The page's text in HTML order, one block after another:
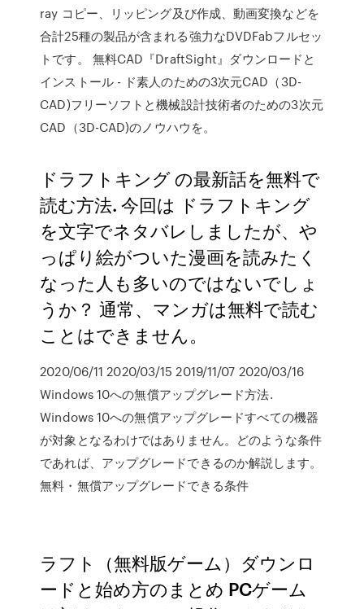
ray コピー、リッピング及び作成、動画変換などを
合計25種の製品が含まれる強力なDVDFabフルセッ
トです。 無料CAD『DraftSight』ダウンロードと
インストール - ド素人のための3次元CAD（3D-
CAD)フリーソフトと機械設計技術者のための3次元
CAD（3D-CAD)のノウハウを。
ドラフトキング の最新話を無料で
読む方法. 今回は ドラフトキング
を文字でネタバレしましたが、や
っぱり絵がついた漫画を読みたく
なった人も多いのではないでしょ
うか？ 通常、マンガは無料で読む
ことはできません。
2020/06/11 2020/03/15 2019/11/07 2020/03/16
Windows 10への無償アップグレード方法.
Windows 10への無償アップグレードすべての機器
が対象となるわけではありません。どのような条件
であれば、アップグレードできるのか解説します。
無料・無償アップグレードできる条件
ラフト（無料版ゲーム）ダウンロ
ードと始め方のまとめ PCゲーム